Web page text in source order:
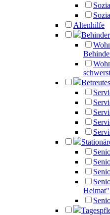
Altenhilfe
Heimat"